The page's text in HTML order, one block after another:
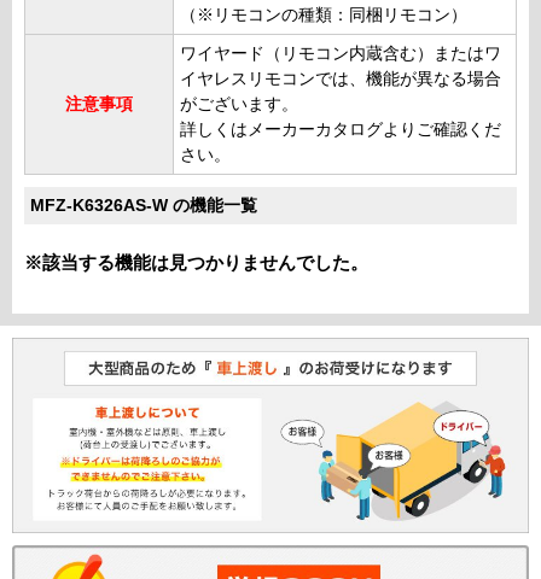
（※リモコンの種類：同梱リモコン）
注意事項
ワイヤード（リモコン内蔵含む）またはワ
イヤレスリモコンでは、機能が異なる場合
がございます。
詳しくはメーカーカタログよりご確認くだ
さい。
MFZ-K6326AS-W の機能一覧
※該当する機能は見つかりませんでした。